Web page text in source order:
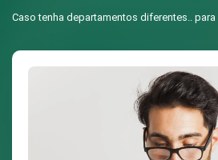
Caso tenha departamentos diferentes.. para